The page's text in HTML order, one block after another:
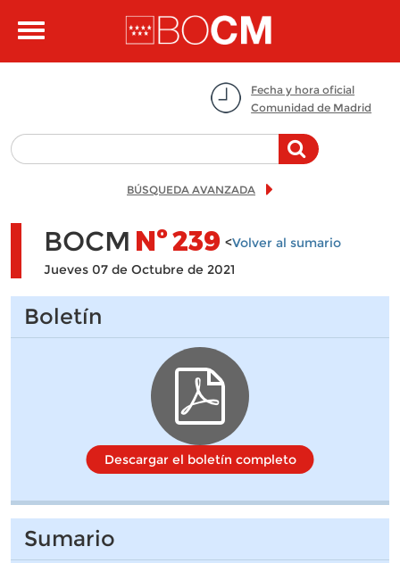
Toggle
Fecha y hora oficial
Comunidad de Madrid
BÚSQUEDA AVANZADA
BOCM Nº239 <Volver al sumario
Jueves 07 de Octubre de 2021
Boletín
Descargar el boletín completo
Sumario